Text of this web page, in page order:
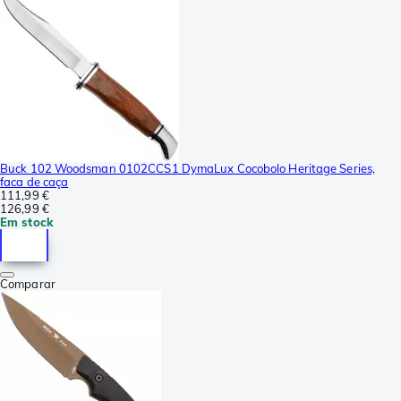
Buck 102 Woodsman 0102CCS1 DymaLux Cocobolo Heritage Series,
faca de caça
111,99 €
126,99 €
Em stock
Comparar